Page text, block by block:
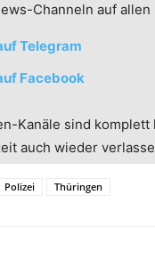
Channeln auf allen
Telegram
Facebook
Kanäle sind
auch wieder
Polizei Thüringen